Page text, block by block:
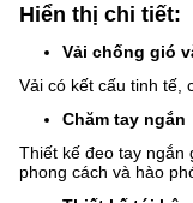
Hiển thị chi tiết:
Vải chống gió
Vải có kết cấu tinh tế,
Chăm tay ngắn
Thiết kế đeo tay ngắn
phong cách và hào